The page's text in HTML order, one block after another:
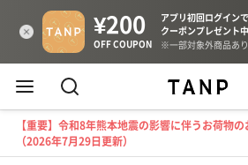
【重要】令和8年熊本地震の影響に伴うお荷物
（2026年7月29日更新）